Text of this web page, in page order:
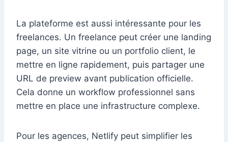
La plateforme est aussi intéressante pour les
freelances. Un freelance peut créer une landing
page, un site vitrine ou un portfolio client, le
mettre en ligne rapidement, puis partager une
URL de preview avant publication officielle.
Cela donne un workflow professionnel sans
mettre en place une infrastructure complexe.
Pour les agences, Netlify peut simplifier les